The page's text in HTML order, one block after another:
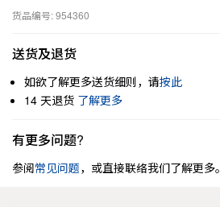
货品编号: 954360
送货及退货
如欲了解更多送货细则，请按此
14 天退货 了解更多
有更多问题?
参阅常见问题，或直接联络我们了解更多。